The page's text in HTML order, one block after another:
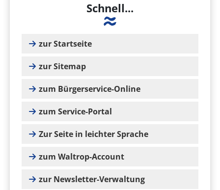
Schnell...
zur Startseite
zur Sitemap
zum Bürgerservice-Online
zum Service-Portal
Zur Seite in leichter Sprache
zum Waltrop-Account
zur Newsletter-Verwaltung